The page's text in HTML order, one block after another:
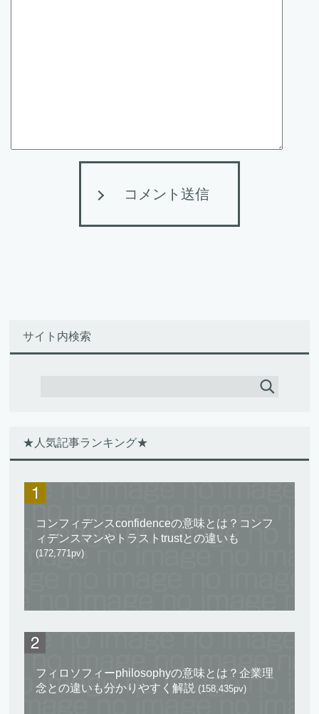
コメント送信
サイト内検索
★人気記事ランキング★
コンフィデンスconfidenceの意味とは？コンフ
ィデンスマンやトラストtrustとの違いも
(172,771pv)
フィロソフィーphilosophyの意味とは？企業理
念との違いも分かりやすく解説 (158,435pv)